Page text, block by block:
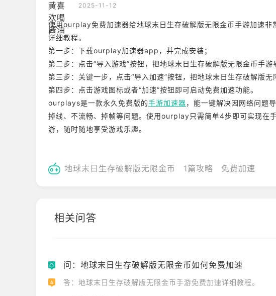
2025-11-12
使用ourplay免费加速器给地球末日生存破解版无限金币手游加速非
详细教程。
第一步：下载ourplay加速器app，并完成安装；
第二步：点击“导入游戏”按钮，把地球末日生存破解版无限金币手
第三步：关键一步，点击“导入加速”按钮，把地球末日生存破解版无
第四步：点击游戏图标或者“加速”按钮即可启动免费加速功能。
ourplays是一款永久免费版的手游加速器，能一键解决因网络问题
掉线、不流畅、掉帧等问题。使用ourplay只需简单4步即可实现在
游，随时随地享受游戏乐趣。
地球末日生存破解版无限金币 1篇攻略 免费加速
相关问答
Q 问：地球末日生存破解版无限金币如何免费加速
A 答：地球末日生存破解版无限金币手游免费加速详细教程。